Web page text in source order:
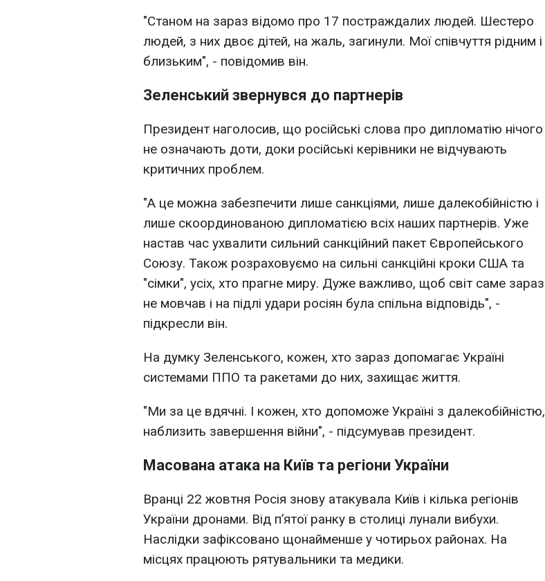
"Станом на зараз відомо про 17 постраждалих людей. Шестеро
людей, з них двоє дітей, на жаль, загинули. Мої співчуття рідним і
близьким", - повідомив він.
Зеленський звернувся до партнерів
Президент наголосив, що російські слова про дипломатію нічого
не означають доти, доки російські керівники не відчувають
критичних проблем.
"А це можна забезпечити лише санкціями, лише далекобійністю і
лише скоординованою дипломатією всіх наших партнерів. Уже
настав час ухвалити сильний санкційний пакет Європейського
Союзу. Також розраховуємо на сильні санкційні кроки США та
"сімки", усіх, хто прагне миру. Дуже важливо, щоб світ саме зараз
не мовчав і на підлі удари росіян була спільна відповідь", -
підкресли він.
На думку Зеленського, кожен, хто зараз допомагає Україні
системами ППО та ракетами до них, захищає життя.
"Ми за це вдячні. І кожен, хто допоможе Україні з далекобійністю,
наблизить завершення війни", - підсумував президент.
Масована атака на Київ та регіони України
Вранці 22 жовтня Росія знову атакувала Київ і кілька регіонів
України дронами. Від п’ятої ранку в столиці лунали вибухи.
Наслідки зафіксовано щонайменше у чотирьох районах. На
місцях працюють рятувальники та медики.